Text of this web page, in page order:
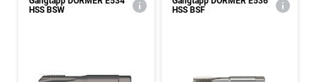
HSS BSW
HSS BSF